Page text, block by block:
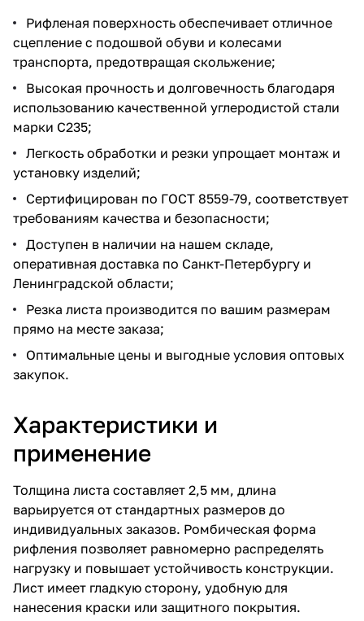
Рифленая поверхность обеспечивает отличное
сцепление с подошвой обуви и колесами
транспорта, предотвращая скольжение;
Высокая прочность и долговечность благодаря
использованию качественной углеродистой стали
марки С235;
Легкость обработки и резки упрощает монтаж и
установку изделий;
Сертифицирован по ГОСТ 8559-79, соответствует
требованиям качества и безопасности;
Доступен в наличии на нашем складе,
оперативная доставка по Санкт-Петербургу и
Ленинградской области;
Резка листа производится по вашим размерам
прямо на месте заказа;
Оптимальные цены и выгодные условия оптовых
закупок.
Характеристики и
применение
Толщина листа составляет 2,5 мм, длина
варьируется от стандартных размеров до
индивидуальных заказов. Ромбическая форма
рифления позволяет равномерно распределять
нагрузку и повышает устойчивость конструкции.
Лист имеет гладкую сторону, удобную для
нанесения краски или защитного покрытия.